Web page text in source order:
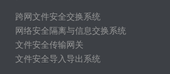
跨网文件安全交换系统
网络安全隔离与信息交换系统
文件安全传输网关
文件安全导入导出系统